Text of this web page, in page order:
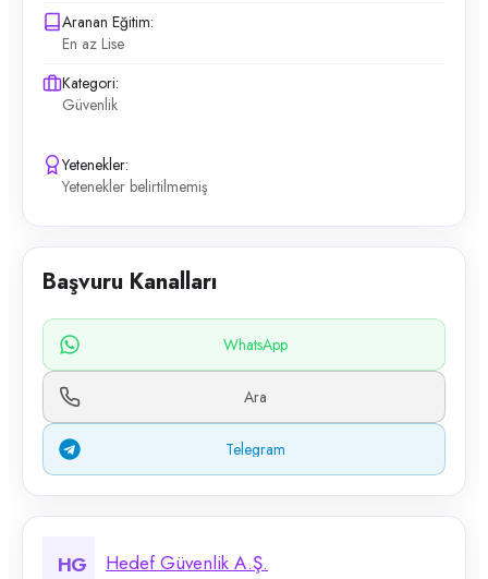
Aranan Eğitim:
En az Lise
Kategori:
Güvenlik
Yetenekler:
Yetenekler belirtilmemiş
Başvuru Kanalları
WhatsApp
Ara
Telegram
HG Hedef Güvenlik A.Ş.